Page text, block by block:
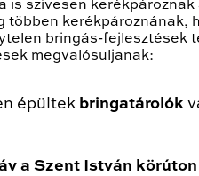
is szívesen
többen kerékpároznának,
bringás-fejlesztések
megvalósuljanak:
épültek bringatárolók
a Szent István körúton